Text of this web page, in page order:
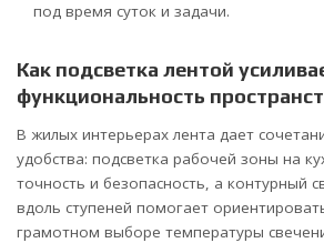
под время суток и задачи.
Как подсветка лентой
функциональность
В жилых интерьерах лента дает
удобства: подсветка рабочей зоны на
точность и безопасность, а контурный
вдоль ступеней помогает
грамотном выборе температуры